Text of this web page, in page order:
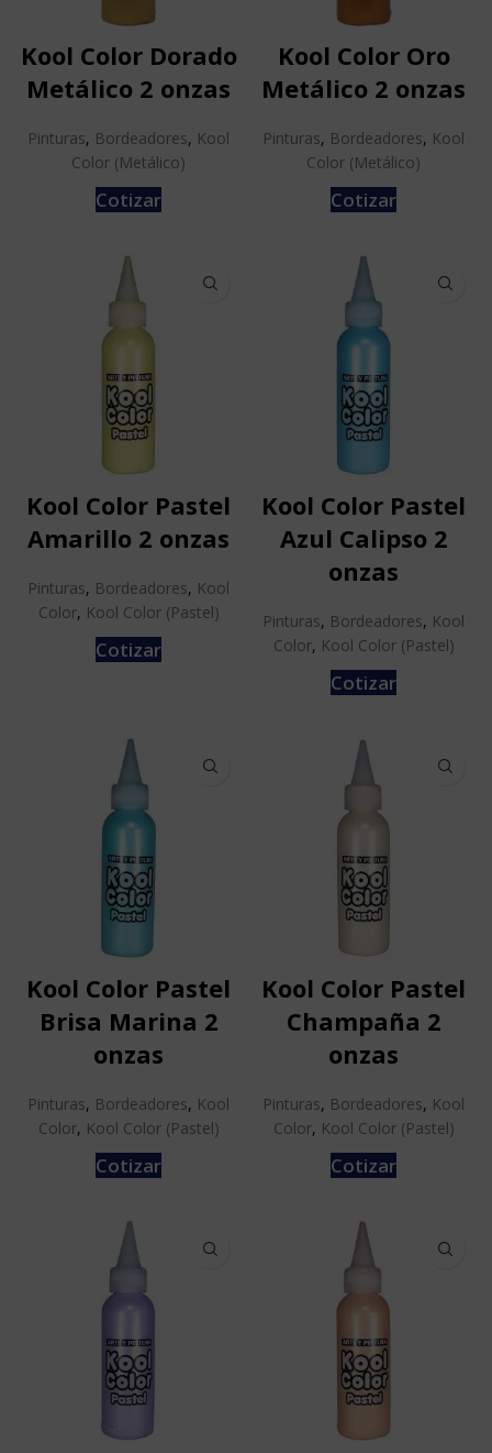
Kool Color Dorado
Metálico 2 onzas
Pinturas, Bordeadores, Kool
Color (Metálico)
Cotizar
Kool Color Oro
Metálico 2 onzas
Pinturas, Bordeadores, Kool
Color (Metálico)
Cotizar
Kool Color Pastel
Amarillo 2 onzas
Pinturas, Bordeadores, Kool
Color, Kool Color (Pastel)
Cotizar
Kool Color Pastel
Azul Calipso 2
onzas
Pinturas, Bordeadores, Kool
Color, Kool Color (Pastel)
Cotizar
Kool Color Pastel
Brisa Marina 2
onzas
Pinturas, Bordeadores, Kool
Color, Kool Color (Pastel)
Cotizar
Kool Color Pastel
Champaña 2
onzas
Pinturas, Bordeadores, Kool
Color, Kool Color (Pastel)
Cotizar